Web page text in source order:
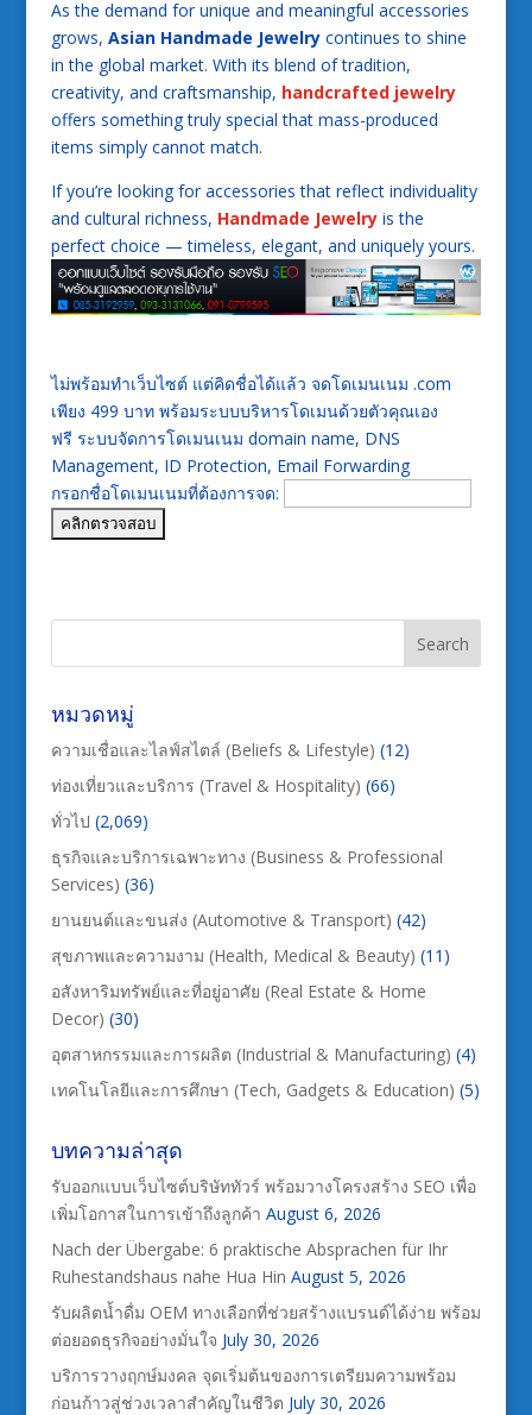
As the demand for unique and meaningful accessories
grows, Asian Handmade Jewelrycontinues to shine
in the global market. With its blend of tradition,
creativity, and craftsmanship, handcrafted jewelry
offers something truly special that mass-produced
items simply cannot match.
If you’re looking for accessories that reflect individuality
and cultural richness, Handmade Jewelryis the
perfect choice — timeless, elegant, and uniquely yours.
ไม่พร้อมทำเว็บไซต์ แต่คิดชื่อได้แล้ว จดโดเมนเนม .com
เพียง 499 บาท พร้อมระบบบริหารโดเมนด้วยตัวคุณเอง
ฟรี ระบบจัดการโดเมนเนม domain name, DNS
Management, ID Protection, Email Forwarding
กรอกชื่อโดเมนเนมที่ต้องการจด:
หมวดหมู่
ความเชื่อและไลฟ์สไตล์ (Beliefs & Lifestyle) (12)
ท่องเที่ยวและบริการ (Travel & Hospitality) (66)
ทั่วไป (2,069)
ธุรกิจและบริการเฉพาะทาง (Business & Professional
Services) (36)
ยานยนต์และขนส่ง (Automotive & Transport) (42)
สุขภาพและความงาม (Health, Medical & Beauty) (11)
อสังหาริมทรัพย์และที่อยู่อาศัย (Real Estate & Home
Decor) (30)
อุตสาหกรรมและการผลิต (Industrial & Manufacturing) (4)
เทคโนโลยีและการศึกษา (Tech, Gadgets & Education) (5)
บทความล่าสุด
รับออกแบบเว็บไซต์บริษัททัวร์ พร้อมวางโครงสร้าง SEO เพื่อ
เพิ่มโอกาสในการเข้าถึงลูกค้า August 6, 2026
Nach der Übergabe: 6 praktische Absprachen für Ihr
Ruhestandshaus nahe Hua Hin August 5, 2026
รับผลิตน้ำดื่ม OEM ทางเลือกที่ช่วยสร้างแบรนด์ได้ง่าย พร้อม
ต่อยอดธุรกิจอย่างมั่นใจ July 30, 2026
บริการวางฤกษ์มงคล จุดเริ่มต้นของการเตรียมความพร้อม
ก่อนก้าวสู่ช่วงเวลาสำคัญในชีวิต July 30, 2026